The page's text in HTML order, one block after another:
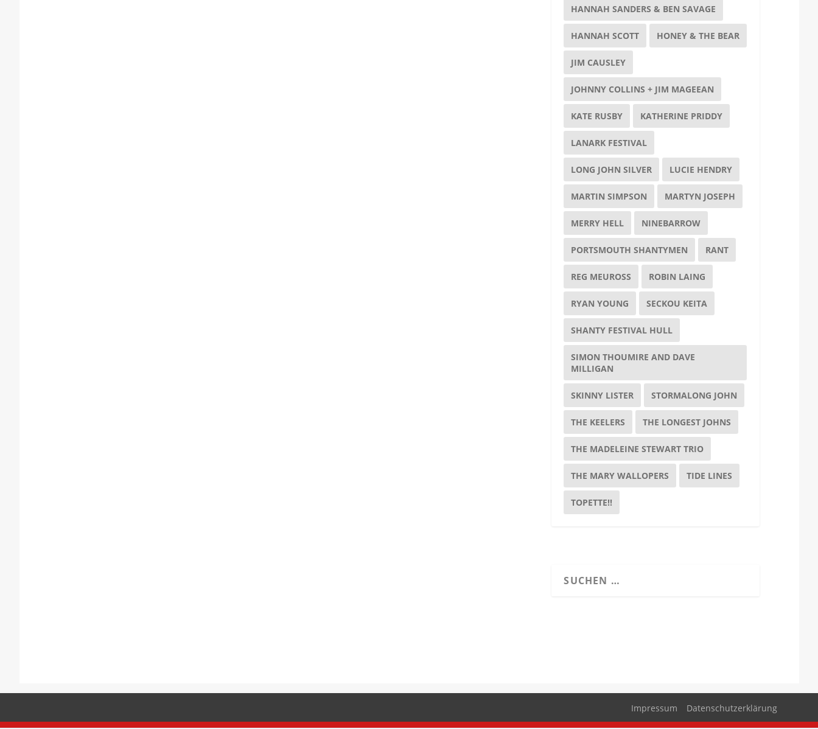
HANNAH SANDERS & BEN SAVAGE
HANNAH SCOTT HONEY & THE BEAR
JIM CAUSLEY
JOHNNY COLLINS + JIM MAGEEAN
KATE RUSBY KATHERINE PRIDDY
LANARK FESTIVAL
LONG JOHN SILVER LUCIE HENDRY
MARTIN SIMPSON MARTYN JOSEPH
MERRY HELL NINEBARROW
PORTSMOUTH SHANTYMEN RANT
REG MEUROSS ROBIN LAING
RYAN YOUNG SECKOU KEITA
SHANTY FESTIVAL HULL
SIMON THOUMIRE AND DAVE
MILLIGAN
SKINNY LISTER STORMALONG JOHN
THE KEELERS THE LONGEST JOHNS
THE MADELEINE STEWART TRIO
THE MARY WALLOPERS TIDE LINES
TOPETTE!!
Impressum Datenschutzerklärung